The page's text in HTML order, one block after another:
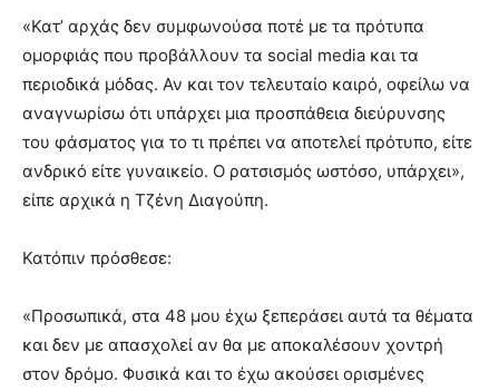
«Κατ’ αρχάς δεν συμφωνούσα ποτέ με τα πρότυπα
ομορφιάς που προβάλλουν τα social media και τα
περιοδικά μόδας. Αν και τον τελευταίο καιρό, οφείλω να
αναγνωρίσω ότι υπάρχει μια προσπάθεια διεύρυνσης
του φάσματος για το τι πρέπει να αποτελεί πρότυπο, είτε
ανδρικό είτε γυναικείο. Ο ρατσισμός ωστόσο, υπάρχει»,
είπε αρχικά η Τζένη Διαγούπη.
Κατόπιν πρόσθεσε:
«Προσωπικά, στα 48 μου έχω ξεπεράσει αυτά τα θέματα
και δεν με απασχολεί αν θα με αποκαλέσουν χοντρή
στον δρόμο. Φυσικά και το έχω ακούσει ορισμένες